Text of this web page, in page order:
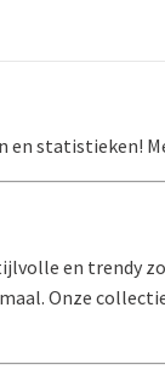
statistieken!
en trendy
Onze